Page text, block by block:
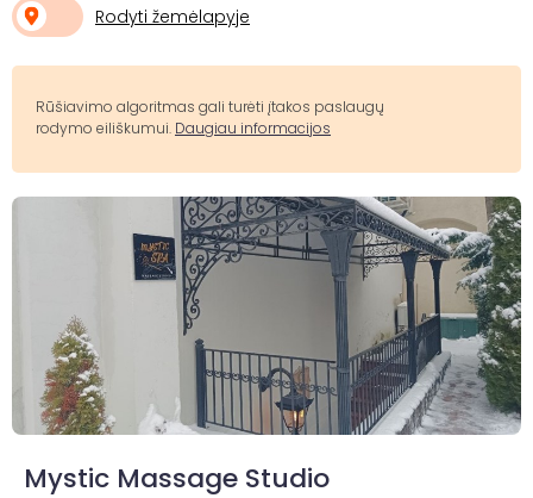
Rodyti žemėlapyje
Rūšiavimo algoritmas gali turėti įtakos paslaugų
rodymo eiliškumui. Daugiau informacijos
Mystic Massage Studio